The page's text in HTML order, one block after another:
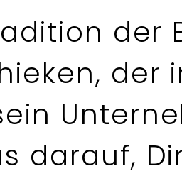
der
darauf,